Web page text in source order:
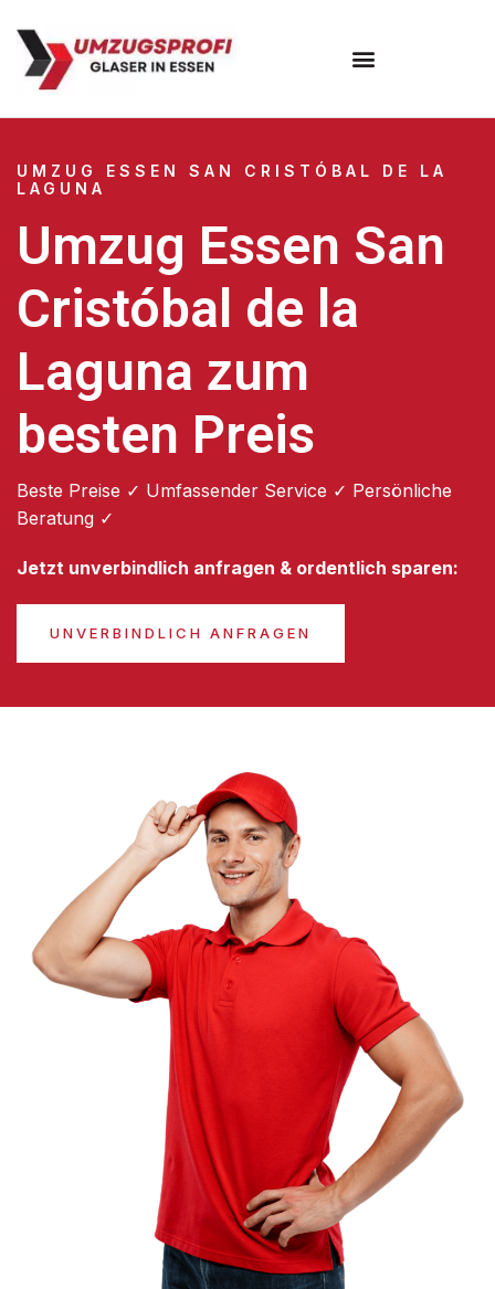
UMZUG ESSEN SAN CRISTÓBAL DE LA
LAGUNA
Umzug Essen San
Cristóbal de la
Laguna zum
besten Preis
Beste Preise ✓ Umfassender Service ✓ Persönliche
Beratung ✓
Jetzt unverbindlich anfragen & ordentlich sparen:
UNVERBINDLICH ANFRAGEN